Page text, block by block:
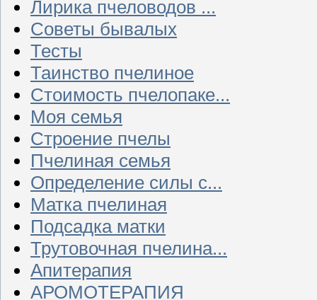
Лирика пчеловодов ...
Советы бывалых
Тесты
Таинство пчелиное
Стоимость пчелопаке...
Моя семья
Строение пчелы
Пчелиная семья
Определение силы с...
Матка пчелиная
Подсадка матки
Трутовочная пчелина...
Апитерапия
АРОМОТЕРАПИЯ